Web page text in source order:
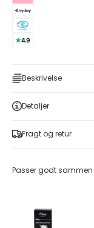
Beskrivelse
Detaljer
Fragt og retur
Passer godt